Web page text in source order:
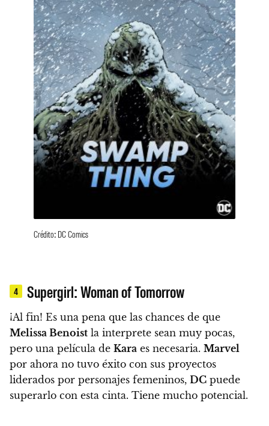
Crédito: DC Comics
4 Supergirl: Woman of Tomorrow
¡Al fin! Es una pena que las chances de que
Melissa Benoist la interprete sean muy pocas,
pero una película de Kara es necesaria. Marvel
por ahora no tuvo éxito con sus proyectos
liderados por personajes femeninos, DC puede
superarlo con esta cinta. Tiene mucho potencial.